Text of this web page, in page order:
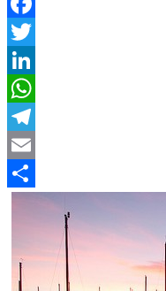
Facebook
Twitter
LinkedIn
WhatsApp
Telegram
Email
Compartir